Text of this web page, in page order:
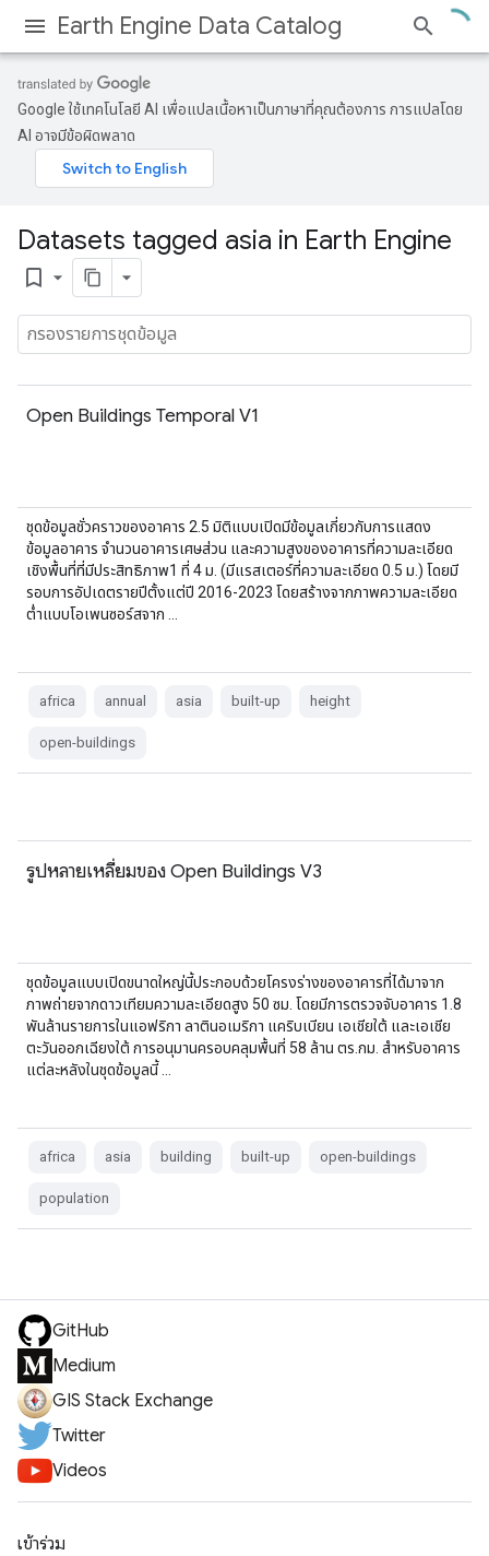
Earth Engine Data Catalog
Google ใช้เทคโนโลยี AI เพื่อแปลเนื้อหาเป็นภาษาที่คุณต้องการ การแปลโดย
AI อาจมีข้อผิดพลาด
Datasets tagged asia in Earth Engine
bookmark_border
Open Buildings Temporal V1
ชุดข้อมูลชั่วคราวของอาคาร 2.5 มิติแบบเปิดมีข้อมูลเกี่ยวกับการแสดง
ข้อมูลอาคาร จำนวนอาคารเศษส่วน และความสูงของอาคารที่ความละเอียด
เชิงพื้นที่ที่มีประสิทธิภาพ1 ที่ 4 ม. (มีแรสเตอร์ที่ความละเอียด 0.5 ม.) โดยมี
รอบการอัปเดตรายปีตั้งแต่ปี 2016-2023 โดยสร้างจากภาพความละเอียด
ต่ำแบบโอเพนซอร์สจาก …
africa annual asia built-up height
open-buildings
รูปหลายเหลี่ยมของ Open Buildings V3
ชุดข้อมูลแบบเปิดขนาดใหญ่นี้ประกอบด้วยโครงร่างของอาคารที่ได้มาจาก
ภาพถ่ายจากดาวเทียมความละเอียดสูง 50 ซม. โดยมีการตรวจจับอาคาร 1.8
พันล้านรายการในแอฟริกา ลาตินอเมริกา แคริบเบียน เอเชียใต้ และเอเชีย
ตะวันออกเฉียงใต้ การอนุมานครอบคลุมพื้นที่ 58 ล้าน ตร.กม. สำหรับอาคาร
แต่ละหลังในชุดข้อมูลนี้ …
africa asia building built-up open-buildings
population
GitHub
Medium
GIS Stack Exchange
Twitter
Videos
เข้าร่วม